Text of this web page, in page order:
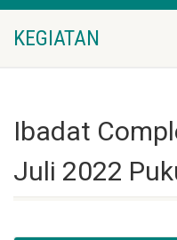
KEGIATAN
Ibadat
Juli 2022